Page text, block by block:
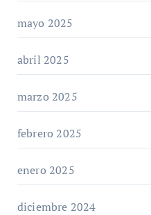
mayo 2025
abril 2025
marzo 2025
febrero 2025
enero 2025
diciembre 2024